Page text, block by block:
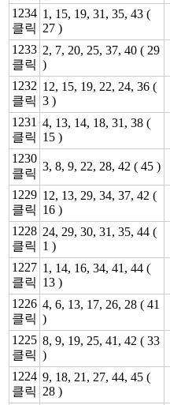
1234
클릭
1, 15, 19, 31, 35, 43 (
27 )
1233
클릭
2, 7, 20, 25, 37, 40 ( 29
)
1232
클릭
12, 15, 19, 22, 24, 36 (
3 )
1231
클릭
4, 13, 14, 18, 31, 38 (
15 )
1230
클릭
3, 8, 9, 22, 28, 42 ( 45 )
1229
클릭
12, 13, 29, 34, 37, 42 (
16 )
1228
클릭
24, 29, 30, 31, 35, 44 (
1 )
1227
클릭
1, 14, 16, 34, 41, 44 (
13 )
1226
클릭
4, 6, 13, 17, 26, 28 ( 41
)
1225
클릭
8, 9, 19, 25, 41, 42 ( 33
)
1224
클릭
9, 18, 21, 27, 44, 45 (
28 )